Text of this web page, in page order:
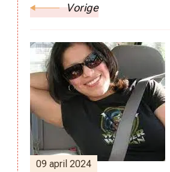
Vorige
09 april 2024